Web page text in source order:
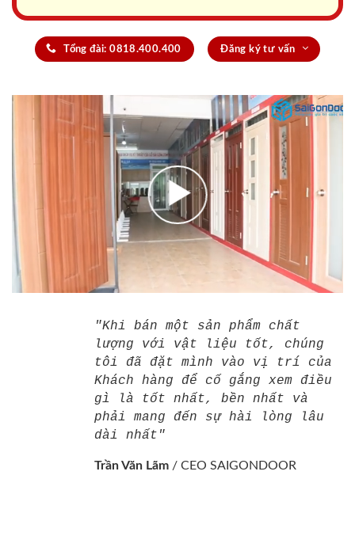
Tổng đài: 0818.400.400 Đăng ký tư vấn
"Khi bán một sản phẩm chất
lượng với vật liệu tốt, chúng
tôi đã đặt mình vào vị trí của
Khách hàng để cố gắng xem điều
gì là tốt nhất, bền nhất và
phải mang đến sự hài lòng lâu
dài nhất"
Trần Văn Lãm / CEO SAIGONDOOR